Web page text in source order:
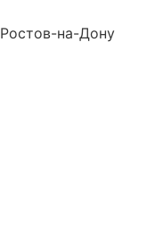
Ростов-на-Дону